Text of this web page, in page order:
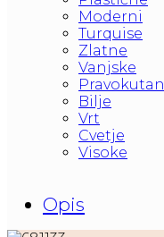
Moderni
Turquise
Zlatne
Vanjske
Pravokutan
Bilje
Vrt
Cvetje
Visoke
Opis